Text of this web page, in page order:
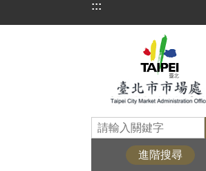
跳到主要內容區塊
:::
進階搜尋